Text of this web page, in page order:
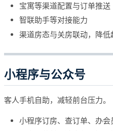
宝寓等渠道配置与订单推送
智联助手等对接能力
渠道房态与关房联动，降低
小程序与公众号
客人手机自助，减轻前台压力。
小程序订房、查订单、办会